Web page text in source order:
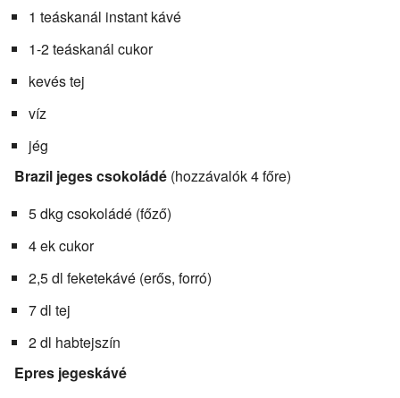
1 teáskanál instant kávé
1-2 teáskanál cukor
kevés tej
víz
jég
Brazil jeges csokoládé (hozzávalók 4 főre)
5 dkg csokoládé (főző)
4 ek cukor
2,5 dl feketekávé (erős, forró)
7 dl tej
2 dl habtejszín
Epres jegeskávé